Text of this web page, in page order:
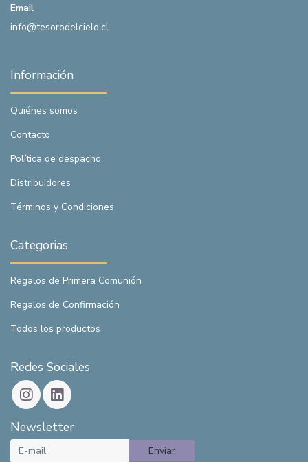
Email
info@tesorodelcielo.cl
Información
Quiénes somos
Contacto
Política de despacho
Distribuidores
Términos y Condiciones
Categorias
Regalos de Primera Comunión
Regalos de Confirmación
Todos los productos
Redes Sociales
Newsletter
Enviar